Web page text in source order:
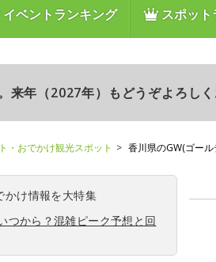
イベントランキング スポット
年（2027年）もどうぞよろしく
・おでかけ観光スポット 香川県のGW(ゴー
かけ情報を大特集
つから？混雑ピーク予想と回